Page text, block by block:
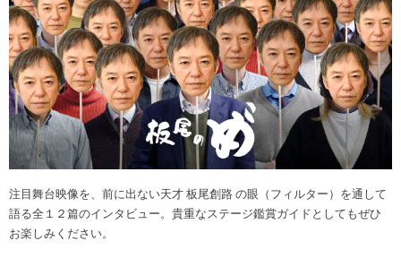
注目舞台映像を、前に出ない天才 板尾創路 の眼（フィルター）を通して
語る全１２篇のインタビュー。貴重なステージ鑑賞ガイドとしてもぜひ
お楽しみください。